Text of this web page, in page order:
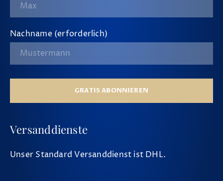
Nachname (erforderlich)
GRATIS ABONNIEREN
Versanddienste
Unser Standard Versanddienst ist DHL.